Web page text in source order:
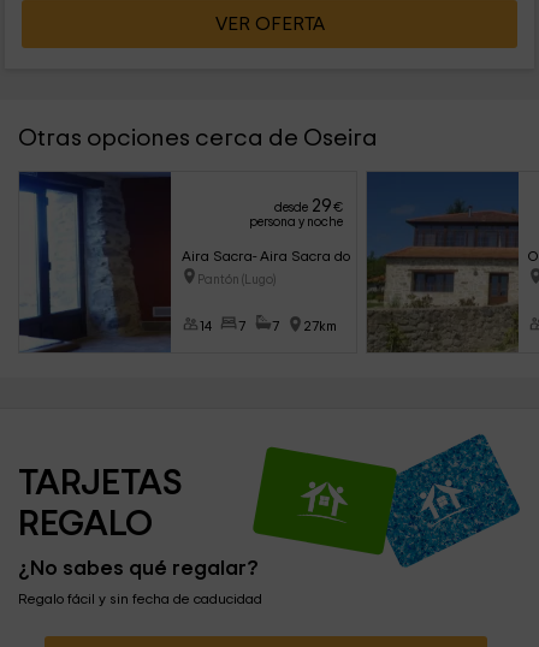
VER OFERTA
Otras opciones cerca de Oseira
desde 29€
persona y noche
Aira Sacra- Aira Sacra do Souto
Pantón (Lugo)
14 7 7 27km
TARJETAS
REGALO
¿No sabes qué regalar?
Regalo fácil y sin fecha de caducidad